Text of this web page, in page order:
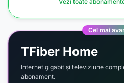
Cel mai
TFiber Home
Internet gigabit și televiziune
abonament.